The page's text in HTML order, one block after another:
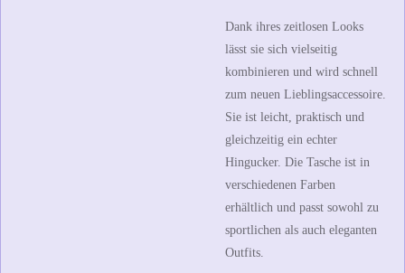
Dank ihres zeitlosen Looks
lässt sie sich vielseitig
kombinieren und wird schnell
zum neuen Lieblingsaccessoire.
Sie ist leicht, praktisch und
gleichzeitig ein echter
Hingucker. Die Tasche ist in
verschiedenen Farben
erhältlich und passt sowohl zu
sportlichen als auch eleganten
Outfits.